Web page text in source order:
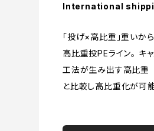
International
「投げ×高比重」重いか
高比重投PEライン。 キ
工法が生み出す高比
と比較し高比重化が可